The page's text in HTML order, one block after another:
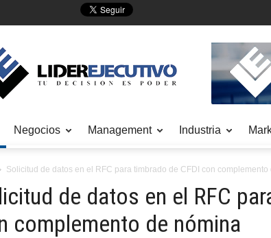
Negocios Management Industria
Solicitud de datos en el RFC para timbrado de CFDI con complemento
de datos en el RFC
complemento de nómina